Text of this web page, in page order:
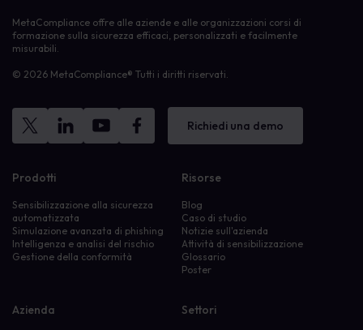
MetaCompliance offre alle aziende e alle organizzazioni corsi di
formazione sulla sicurezza efficaci, personalizzati e facilmente
misurabili.
© 2026 MetaCompliance® Tutti i diritti riservati.
Richiedi una demo
Prodotti
Sensibilizzazione alla sicurezza
automatizzata
Simulazione avanzata di phishing
Intelligenza e analisi del rischio
Gestione della conformità
Risorse
Blog
Caso di studio
Notizie sull'azienda
Attività di sensibilizzazione
Glossario
Poster
Azienda Settori